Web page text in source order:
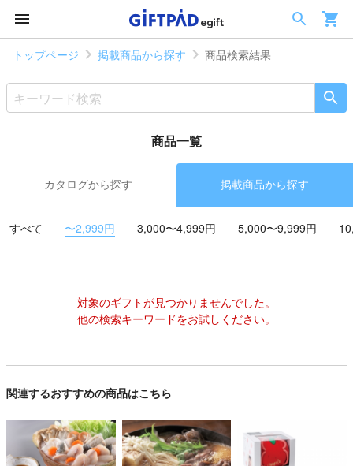
トップページ 掲載商品から探す 商品検索結果
商品一覧
カタログから探す 掲載商品から探す
すべて 〜2,999円 3,000〜4,999円 5,000〜9,999円
対象のギフトが見つかりませんでした。
他の検索キーワードをお試しください。
関連するおすすめの商品はこちら